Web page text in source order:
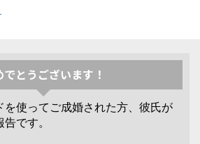
でとうございます！
を使ってご成婚された方、彼氏が
です。